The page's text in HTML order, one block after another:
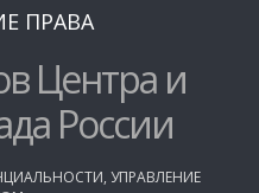
ПРАВА
Центра и
России
, УПРАВЛЕНИЕ